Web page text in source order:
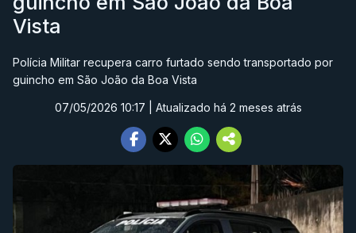
Vista
Polícia Militar recupera carro furtado sendo transportado por
guincho em São João da Boa Vista
07/05/2026 10:17 | Atualizado há 2 meses atrás